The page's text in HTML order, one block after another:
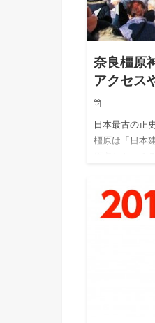
奈良橿原
アクセス
日本最古の正
橿原は「日本
か。 とは言っ